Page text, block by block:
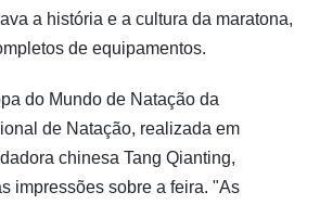
a história e a cultura da maratona,
de equipamentos.
do Mundo de Natação da
de Natação, realizada em
chinesa Tang Qianting,
impressões sobre a feira. "As